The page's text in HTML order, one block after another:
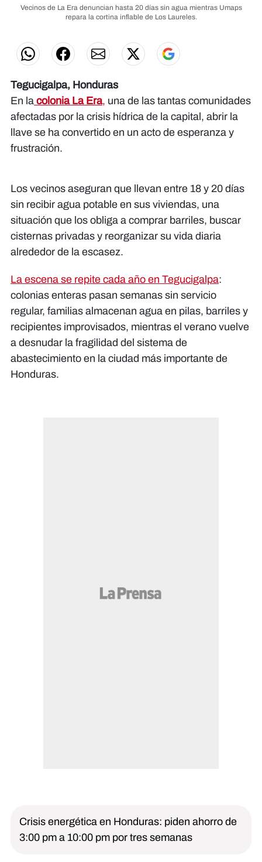
Vecinos de La Era denuncian hasta 20 días sin agua mientras Umaps
repara la cortina inflable de Los Laureles.
Tegucigalpa, Honduras
En la colonia La Era, una de las tantas comunidades
afectadas por la crisis hídrica de la capital, abrir la
llave se ha convertido en un acto de esperanza y
frustración.
Los vecinos aseguran que llevan entre 18 y 20 días
sin recibir agua potable en sus viviendas, una
situación que los obliga a comprar barriles, buscar
cisternas privadas y reorganizar su vida diaria
alrededor de la escasez.
La escena se repite cada año en Tegucigalpa:
colonias enteras pasan semanas sin servicio
regular, familias almacenan agua en pilas, barriles y
recipientes improvisados, mientras el verano vuelve
a desnudar la fragilidad del sistema de
abastecimiento en la ciudad más importante de
Honduras.
Crisis energética en Honduras: piden ahorro de
3:00 pm a 10:00 pm por tres semanas